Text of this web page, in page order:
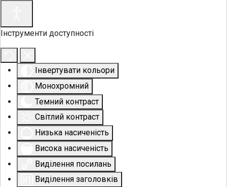
Інструменти доступності
Інвертувати кольори
Монохромний
Темний контраст
Світлий контраст
Низька насиченість
Висока насиченість
Виділення посилань
Виділення заголовків